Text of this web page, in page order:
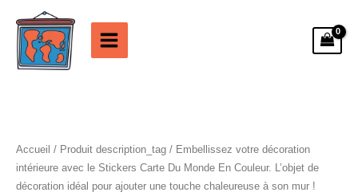
contenu
Accueil / Produit description_tag / Embellissez votre décoration
intérieure avec le Stickers Carte Du Monde En Couleur. L’objet de
décoration idéal pour ajouter une touche chaleureuse à son mur !